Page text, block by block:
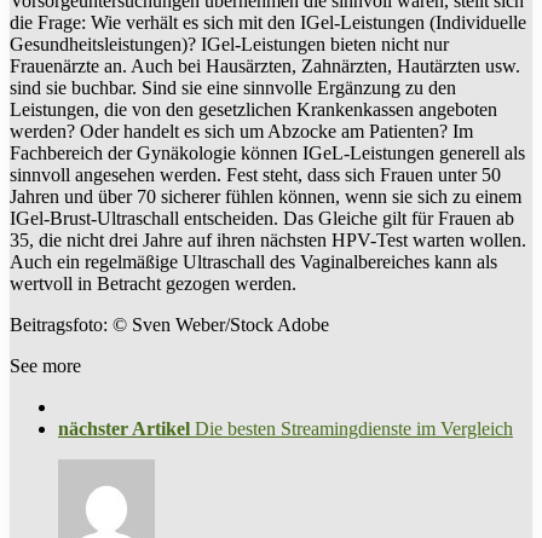
die Frage: Wie verhält es sich mit den IGel-Leistungen (Individuelle
Gesundheitsleistungen)? IGel-Leistungen bieten nicht nur
Frauenärzte an. Auch bei Hausärzten, Zahnärzten, Hautärzten usw.
sind sie buchbar. Sind sie eine sinnvolle Ergänzung zu den
Leistungen, die von den gesetzlichen Krankenkassen angeboten
werden? Oder handelt es sich um Abzocke am Patienten? Im
Fachbereich der Gynäkologie können IGeL-Leistungen generell als
sinnvoll angesehen werden. Fest steht, dass sich Frauen unter 50
Jahren und über 70 sicherer fühlen können, wenn sie sich zu einem
IGel-Brust-Ultraschall entscheiden. Das Gleiche gilt für Frauen ab
35, die nicht drei Jahre auf ihren nächsten HPV-Test warten wollen.
Auch ein regelmäßige Ultraschall des Vaginalbereiches kann als
wertvoll in Betracht gezogen werden.
Beitragsfoto: © Sven Weber/Stock Adobe
See more
nächster Artikel Die besten Streamingdienste im Vergleich